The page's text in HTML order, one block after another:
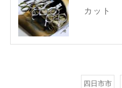
カット
四日市市